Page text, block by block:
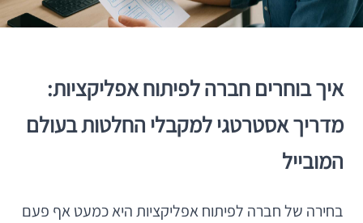
איך בוחרים חברה לפיתוח אפליקציות:
מדריך אסטרטגי למקבלי החלטות בעולם
המובייל
בחירה של חברה לפיתוח אפליקציות היא כמעט אף פעם